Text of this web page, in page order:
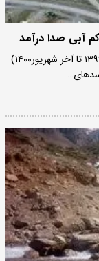
کاهش ۵۰ درصدی بارش‌ها در سال آبی جاری (مهرماه۱۳۹۹ تا آخر شهریور۱۴۰۰)